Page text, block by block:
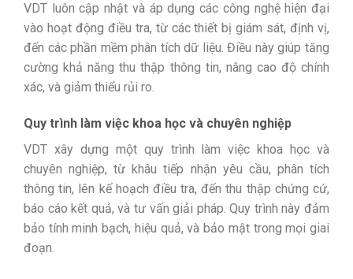
VDT luôn cập nhật và áp dụng các công nghệ hiện đại
vào hoạt động điều tra, từ các thiết bị giám sát, định vị,
đến các phần mềm phân tích dữ liệu. Điều này giúp tăng
cường khả năng thu thập thông tin, nâng cao độ chính
xác, và giảm thiểu rủi ro.
Quy trình làm việc khoa học và chuyên nghiệp
VDT xây dựng một quy trình làm việc khoa học và
chuyên nghiệp, từ khâu tiếp nhận yêu cầu, phân tích
thông tin, lên kế hoạch điều tra, đến thu thập chứng cứ,
báo cáo kết quả, và tư vấn giải pháp. Quy trình này đảm
bảo tính minh bạch, hiệu quả, và bảo mật trong mọi giai
đoạn.